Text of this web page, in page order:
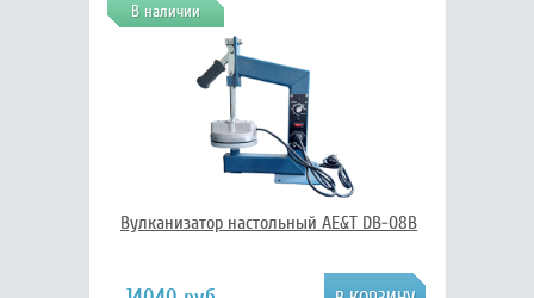
В наличии
Вулканизатор настольный AE&T DB-08B